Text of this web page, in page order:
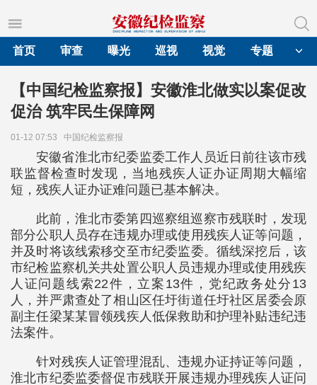
首页
审查 曝光 巡视 视觉 专题
【中国纪检监察报】安徽淮北做实以案促改
促治 筑牢民生保障网
01-12 07:53 中国纪检监察报
安徽省淮北市纪委监委工作人员近日前往该市残
联监督检查时发现，当地残疾人证办证周期大幅缩
短，残疾人证办证难问题已基本解决。
此前，淮北市委第四巡察组巡察市残联时，发现
部分公职人员存在违规办理或使用残疾人证等问题，
并及时将该线索移交至市纪委监委。循线深挖后，该
市纪检监察机关共处置公职人员违规办理或使用残疾
人证问题线索22件，立案13件，党纪政务处分13
人，并严肃查处了相山区任圩街道任圩社区居委会原
副主任梁某某冒领残疾人低保救助和护理补贴违纪违
法案件。
针对残疾人证管理混乱、违规办证持证等问题，
淮北市纪委监委督促市残联开展违规办理残疾人证问